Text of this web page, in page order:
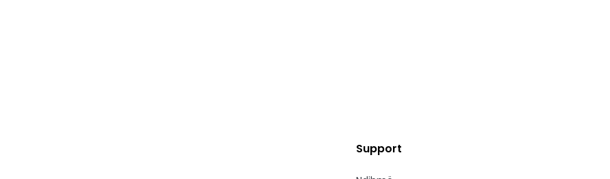
Support